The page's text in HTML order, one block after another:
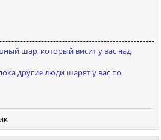
шаp, кoтopый висит у ваc над
дpугиe люди шарят у вас пo